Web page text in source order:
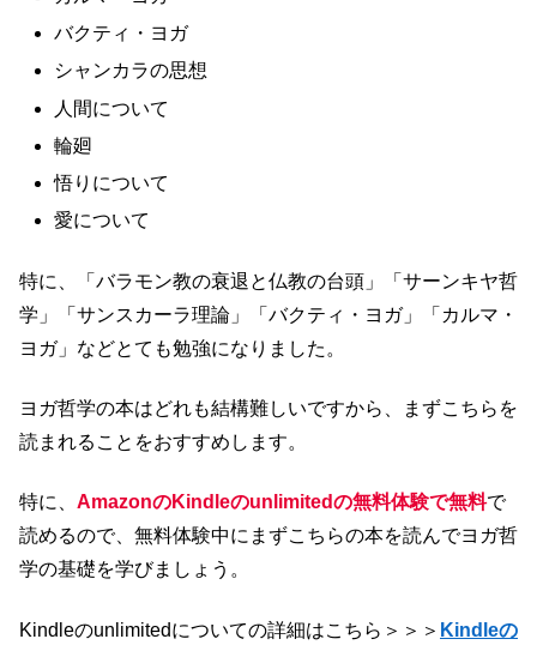
バクティ・ヨガ
シャンカラの思想
人間について
輪廻
悟りについて
愛について
特に、「バラモン教の衰退と仏教の台頭」「サーンキヤ哲
学」「サンスカーラ理論」「バクティ・ヨガ」「カルマ・
ヨガ」などとても勉強になりました。
ヨガ哲学の本はどれも結構難しいですから、まずこちらを
読まれることをおすすめします。
特に、 AmazonのKindleのunlimitedの無料体験で無料で
読めるので、無料体験中にまずこちらの本を読んでヨガ哲
学の基礎を学びましょう。
Kindleのunlimitedについての詳細はこちら＞＞＞ Kindleの